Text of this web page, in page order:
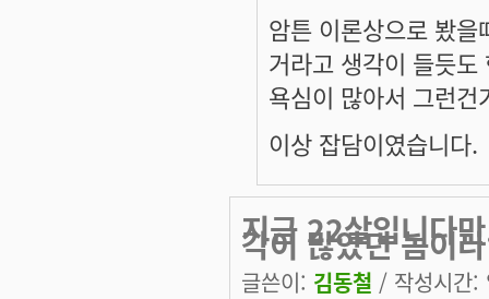
암튼 이론상으로 봤
거라고 생각이 들듯도
욕심이 많아서 그런건
이상 잡담이였습니다.
지금 22살입니다
각이 많았던 놈이라
글쓴이: 김동철 / 작성시간